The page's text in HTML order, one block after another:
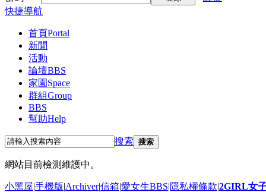
快捷導航
首頁Portal
新聞
活動
論壇BBS
家園 Space
群組Group
BBS
幫助Help
搜索 搜索
網站目前檢測維護中。
小黑屋|手機版|Archiver|信箱|愛女生BBS|隱私權條款|2GIRL女